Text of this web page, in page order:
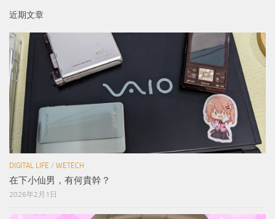
近期文章
DIGITAL LIFE / WETECH
在下小仙男，有何貴幹？
2026年2月1日